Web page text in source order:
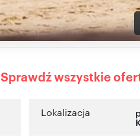
Sprawdź wszystkie
Lokalizacja